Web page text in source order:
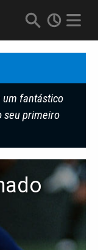
um fantástico
seu primeiro